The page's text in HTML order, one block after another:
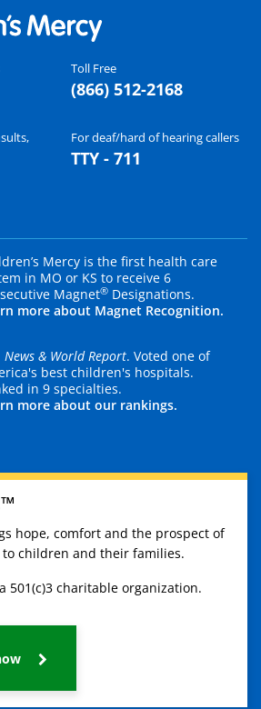
Toll Free
(866) 512-2168
For deaf/hard of hearing callers
TTY - 711
Mercy is the first health care
in MO or KS to receive 6
Magnet® Designations.
more about Magnet Recognition.
News & World Report. Voted one of
best children's hospitals.
in 9 specialties.
more about our rankings.
hope, comfort and the prospect of
children and their families.
501(c)3 charitable organization.